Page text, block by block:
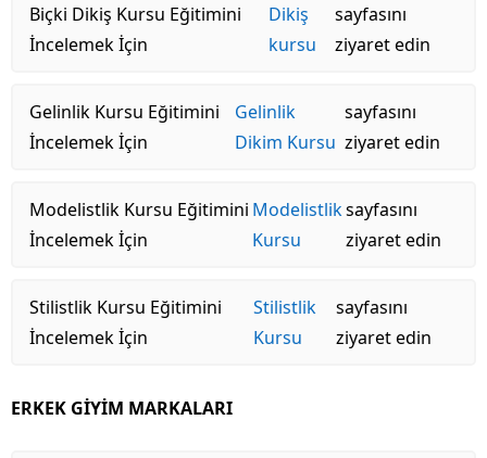
Biçki Dikiş Kursu Eğitimini
İncelemek İçin
Dikiş
kursu
sayfasını
ziyaret edin
Gelinlik Kursu Eğitimini
İncelemek İçin
Gelinlik
Dikim Kursu
sayfasını
ziyaret edin
Modelistlik Kursu Eğitimini
İncelemek İçin
Modelistlik
Kursu
sayfasını
ziyaret edin
Stilistlik Kursu Eğitimini
İncelemek İçin
Stilistlik
Kursu
sayfasını
ziyaret edin
ERKEK GİYİM MARKALARI